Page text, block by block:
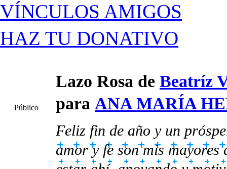
VÍNCULOS AMIGOS
HAZ TU DONATIVO
Público
Lazo Rosa de Beatríz
para ANA MARÍA
Feliz fin de año y un
amor y fe son mis mayores